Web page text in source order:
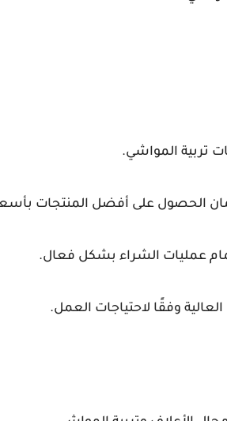
تربية المواشي.
الحصول على أفضل المنتجات
عمليات الشراء بشكل فعال.
وفقًا لاحتياجات العمل.